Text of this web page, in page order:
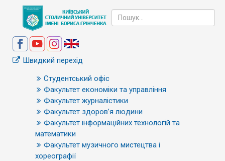
Швидкий перехід
Студентський офіс
Факультет економіки та управління
Факультет журналістики
Факультет здоров’я людини
Факультет інформаційних технологій та
математики
Факультет музичного мистецтва і
хореографії